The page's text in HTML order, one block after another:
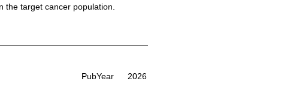
target cancer population.
PubYear 2026